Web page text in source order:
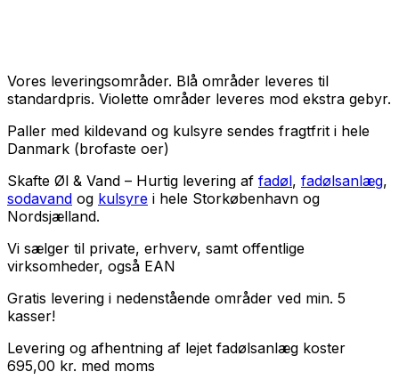
Vores leveringsområder. Blå områder leveres til
standardpris. Violette områder leveres mod ekstra gebyr.
Paller med kildevand og kulsyre sendes fragtfrit i hele
Danmark (brofaste oer)
Skafte Øl & Vand – Hurtig levering af fadøl, fadølsanlæg,
sodavand og kulsyre i hele Storkøbenhavn og
Nordsjælland.
Vi sælger til private, erhverv, samt offentlige
virksomheder, også EAN
Gratis levering i nedenstående områder ved min. 5
kasser!
Levering og afhentning af lejet fadølsanlæg koster
695,00 kr. med moms